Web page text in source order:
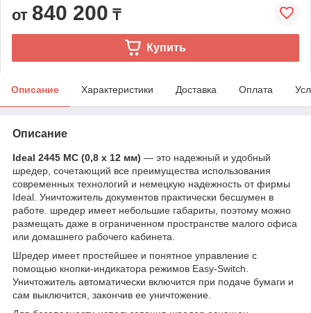
от 840 200 ₸
Купить
Описание Характеристики Доставка Оплата
Описание
Ideal 2445 MC (0,8 x 12 мм) — это надежный и удобный
шредер, сочетающий все преимущества использования
современных технологий и немецкую надежность от фирмы
Ideal. Уничтожитель документов практически бесшумен в
работе. шредер имеет небольшие габариты, поэтому можно
размещать даже в ограниченном пространстве малого офиса
или домашнего рабочего кабинета.
Шредер имеет простейшее и понятное управление с
помощью кнопки-индикатора режимов Easy-Switch.
Уничтожитель автоматически включится при подаче бумаги и
сам выключится, закончив ее уничтожение.